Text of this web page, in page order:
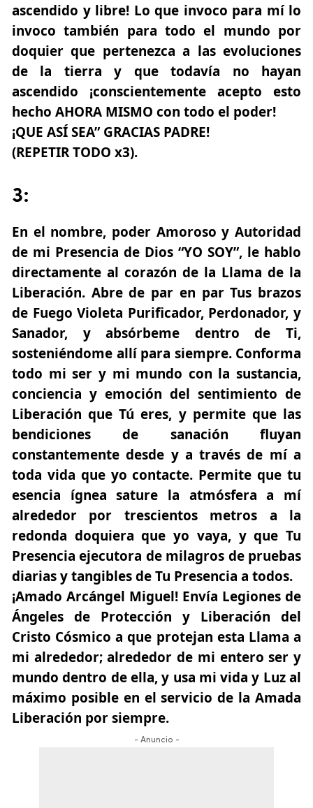
ascendido y libre! Lo que invoco para mí lo
invoco también para todo el mundo por
doquier que pertenezca a las evoluciones
de la tierra y que todavía no hayan
ascendido ¡conscientemente acepto esto
hecho AHORA MISMO con todo el poder!
¡QUE ASÍ SEA” GRACIAS PADRE!
(REPETIR TODO x3).
3:
En el nombre, poder Amoroso y Autoridad
de mi Presencia de Dios “YO SOY”, le hablo
directamente al corazón de la Llama de la
Liberación. Abre de par en par Tus brazos
de Fuego Violeta Purificador, Perdonador, y
Sanador, y absórbeme dentro de Ti,
sosteniéndome allí para siempre. Conforma
todo mi ser y mi mundo con la sustancia,
conciencia y emoción del sentimiento de
Liberación que Tú eres, y permite que las
bendiciones de sanación fluyan
constantemente desde y a través de mí a
toda vida que yo contacte. Permite que tu
esencia ígnea sature la atmósfera a mí
alrededor por trescientos metros a la
redonda doquiera que yo vaya, y que Tu
Presencia ejecutora de milagros de pruebas
diarias y tangibles de Tu Presencia a todos.
¡Amado Arcángel Miguel! Envía Legiones de
Ángeles de Protección y Liberación del
Cristo Cósmico a que protejan esta Llama a
mi alrededor; alrededor de mi entero ser y
mundo dentro de ella, y usa mi vida y Luz al
máximo posible en el servicio de la Amada
Liberación por siempre.
- Anuncio -